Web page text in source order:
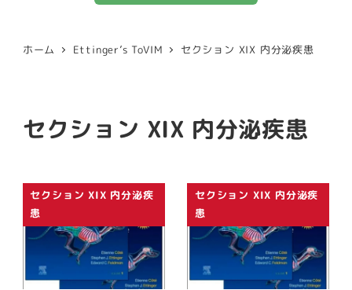
ホーム Ettinger’s ToVIM セクション XIX 内分泌疾患
セクション XIX 内分泌疾患
セクション XIX 内分泌疾
患
セクション XIX 内分泌疾
患